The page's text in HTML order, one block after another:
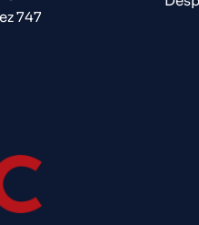
747​